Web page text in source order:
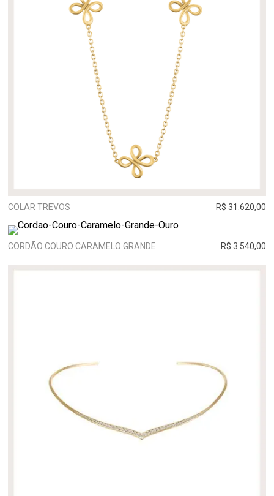
COLAR TREVOS R$ 31.620,00
CORDÃO COURO CARAMELO GRANDE R$ 3.540,00